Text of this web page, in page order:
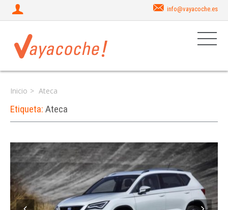
Iniciar sesión
info@vayacoche.es
Inicio Ateca
Etiqueta: Ateca